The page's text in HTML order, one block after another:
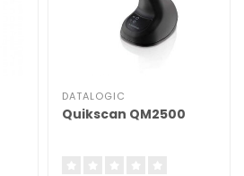
DATALOGIC
Quikscan QM2500